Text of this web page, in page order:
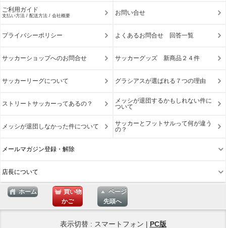
ご利用ガイド
支払い方法 / 配送方法 / 会社概要 お問い合せ
プライバシーポリシー よくあるお問合せ 回答一覧
サッカーショップへのお問合せ サッカーグッズ 新商品２４件
サッカーリーグについて グラシアスが選ばれる７つの理由
ストリートサッカーってあるの？
メッシが退団するかもしれない件に
ついて
メッシが退団しなかった件について
サッカーとフットサルって何が違う
の？
メールマガジン登録・解除
店長について
ホーム
買い物
かご
ページ
先頭へ
表示切替 : スマートフォン | PC版